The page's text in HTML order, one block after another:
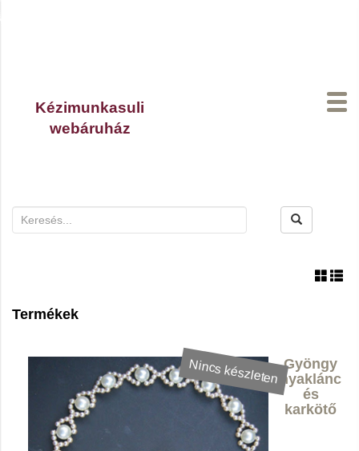
Kézimunkasuli
webáruház
Termékek
Nincs készleten Gyöngy
nyaklánc
és
karkötő